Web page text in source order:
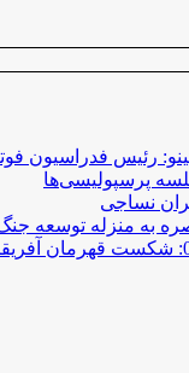
رئیس فدراسیون
پرسپولیسی‌ها
نساجی
به منزله توسعه